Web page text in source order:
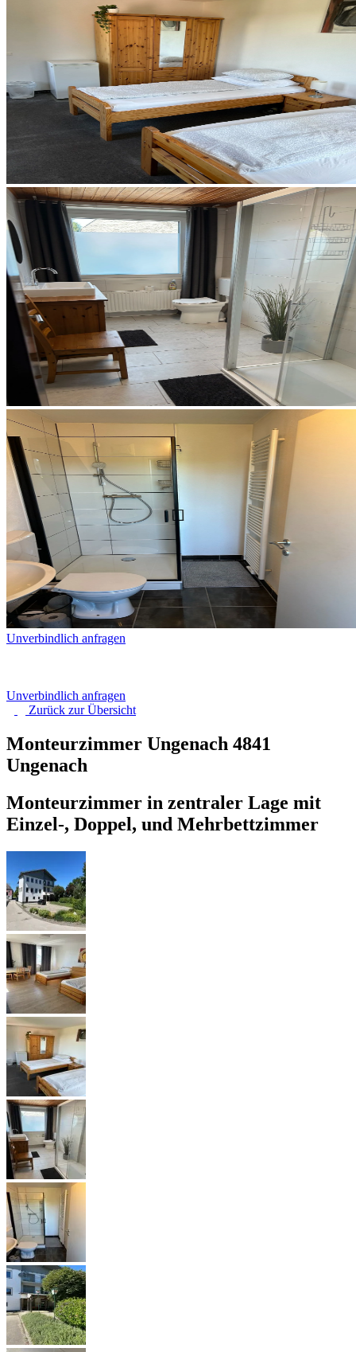
Unverbindlich anfragen
Unverbindlich anfragen
Zurück zurÜbersicht
Monteurzimmer Ungenach 4841
Ungenach
Monteurzimmer in zentraler Lage mit
Einzel-, Doppel, und Mehrbettzimmer